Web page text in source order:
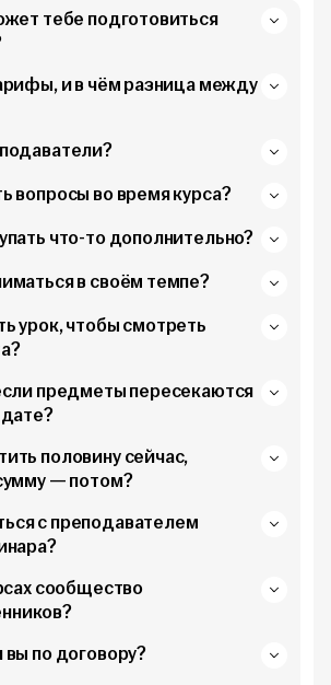
тебе подготовиться
и в чём разница между
вопросы во время курса?
что-то дополнительно?
в своём темпе?
урок, чтобы смотреть
предметы пересекаются
половину сейчас,
— потом?
с преподавателем
сообщество
вы по договору?